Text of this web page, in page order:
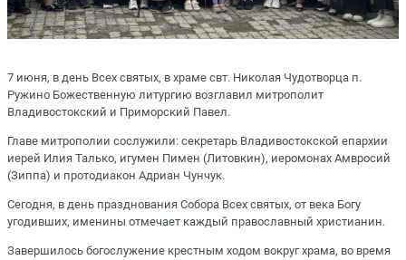
7 июня, в день Всех святых, в храме свт. Николая Чудотворца п.
Ружино Божественную литургию возглавил митрополит
Владивостокский и Приморский Павел.
Главе митрополии сослужили: секретарь Владивостокской епархии
иерей Илия Талько, игумен Пимен (Литовкин), иеромонах Амвросий
(Зиппа) и протодиакон Адриан Чунчук.
Сегодня, в день празднования Собора Всех святых, от века Богу
угодивших, именины отмечает каждый православный христианин.
Завершилось богослужение крестным ходом вокруг храма, во время